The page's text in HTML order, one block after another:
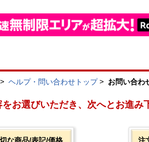
ヘルプ・問い合わせトップ> お問い合わ
お選びいただき、次へとお進み